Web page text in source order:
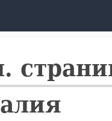
Рассказы и Повести
Изданные книги
Автобус